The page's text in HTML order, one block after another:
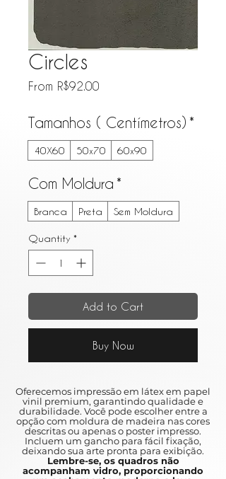
Circles
From R$92.00
Tamanhos ( Centímetros) *
40X60 50x70 60x90
Com Moldura *
Branca Preta Sem Moldura
Quantity *
Add to Cart
Buy Now
Oferecemos impressão em látex em papel
vinil premium, garantindo qualidade e
durabilidade. Você pode escolher entre a
opção com moldura de madeira nas cores
descritas ou apenas o poster impresso.
Incluem um gancho para fácil fixação,
deixando sua arte pronta para exibição.
Lembre-se, os quadros não
acompanham vidro, proporcionando